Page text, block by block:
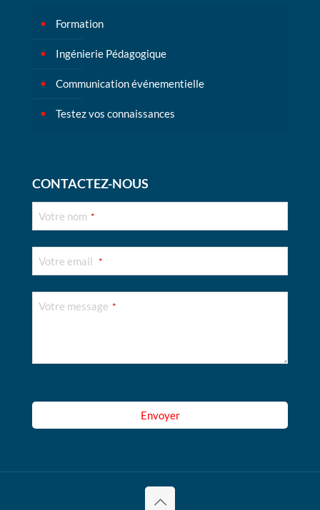
Formation
Ingénierie Pédagogique
Communication événementielle
Testez vos connaissances
CONTACTEZ-NOUS
Votre nom *
Votre email *
Phone
Votre message *
Envoyer